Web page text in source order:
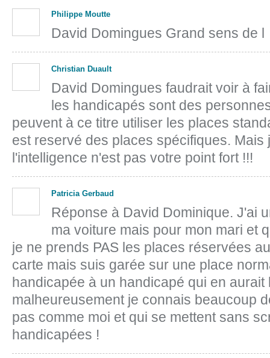
Philippe Moutte
David Domingues Grand sens de l
Christian Duault
David Domingues faudrait voir à
les handicapés sont des
peuvent à ce titre utiliser les places
est reservé des places spécifiques.
l'intelligence n'est pas votre point fort !!!
Patricia Gerbaud
Réponse à David Dominique. J'ai
ma voiture mais pour mon mari et
je ne prends PAS les places réservées
carte mais suis garée sur une place
handicapée à un handicapé qui en
malheureusement je connais beaucoup
pas comme moi et qui se mettent sans
handicapées !